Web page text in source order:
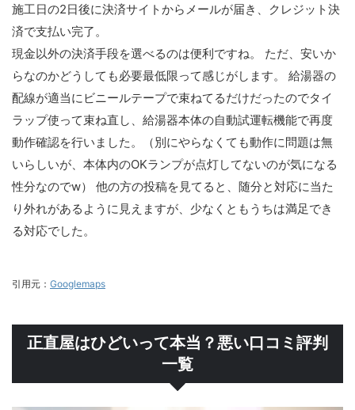
施工日の2日後に決済サイトからメールが届き、クレジット決
済で支払い完了。
現金以外の決済手段を選べるのは便利ですね。 ただ、安いか
らなのかどうしても必要最低限って感じがします。 給湯器の
配線が適当にビニールテープで束ねてるだけだったのでタイ
ラップ使って束ね直し、給湯器本体の自動試運転機能で再度
動作確認を行いました。（別にやらなくても動作に問題は無
いらしいが、本体内のOKランプが点灯してないのが気になる
性分なのでw） 他の方の投稿を見てると、随分と対応に当た
り外れがあるように見えますが、少なくともうちは満足でき
る対応でした。
引用元： Googlemaps
正直屋はひどいって本当？悪い口コミ評判
一覧